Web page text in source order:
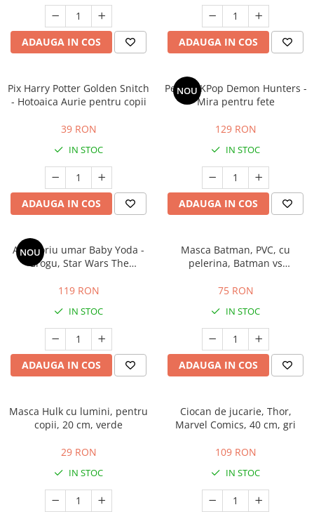
ADAUGA IN COS ADAUGA IN COS
Pix Harry Potter Golden Snitch
- Hotoaica Aurie pentru copii
39 RON
IN STOC
ADAUGA IN COS
NOU
Peruca KPop Demon Hunters -
Mira pentru fete
129 RON
IN STOC
ADAUGA IN COS
NOU
Accesoriu umar Baby Yoda -
Grogu, Star Wars The
119 RON
IN STOC
ADAUGA IN COS
Masca Batman, PVC, cu
pelerina, Batman vs
75 RON
IN STOC
ADAUGA IN COS
Masca Hulk cu lumini, pentru
copii, 20 cm, verde
29 RON
IN STOC
Ciocan de jucarie, Thor,
Marvel Comics, 40 cm, gri
109 RON
IN STOC